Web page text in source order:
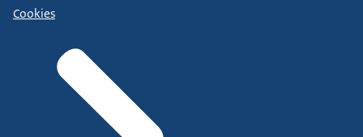
Cookies